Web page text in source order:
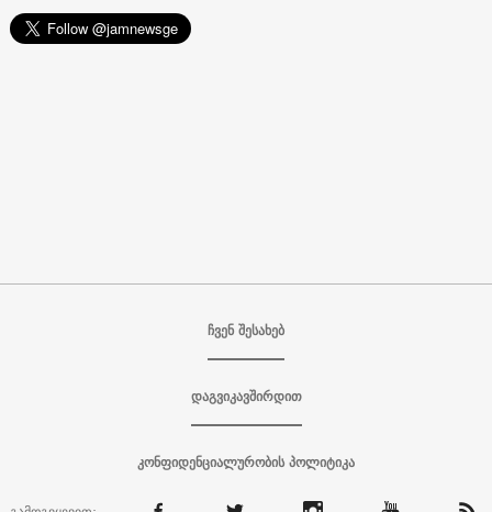
ჩვენ შესახებ
დაგვიკავშირდით
კონფიდენციალურობის პოლიტიკა